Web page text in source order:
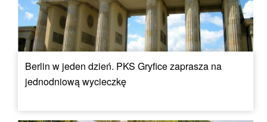
Berlin w jeden dzień. PKS Gryfice zaprasza na
jednodniową wycieczkę